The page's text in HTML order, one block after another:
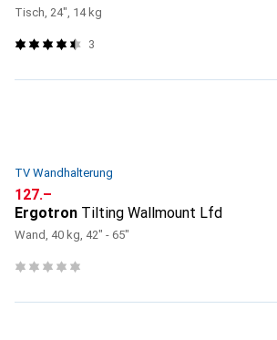
Tisch, 24", 14 kg
3
TV Wandhalterung
CHF
127.–
Ergotron Tilting Wallmount Lfd
Wand, 40 kg, 42" - 65"